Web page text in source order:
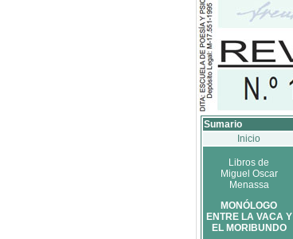
Sumario
Inicio
Libros de
Miguel Oscar
Menassa
MONÓLOGO
ENTRE LA VACA Y
EL MORIBUNDO